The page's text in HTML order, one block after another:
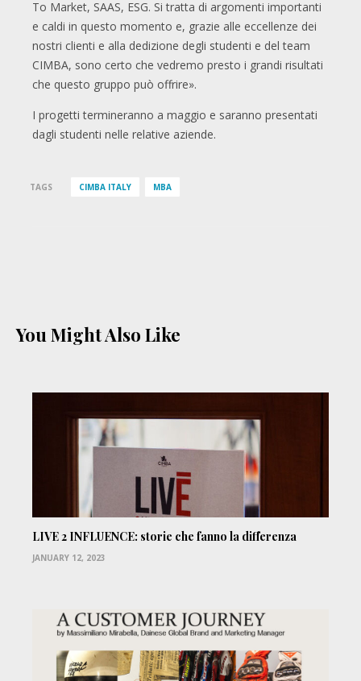
To Market, SAAS, ESG. Si tratta di argomenti importanti
e caldi in questo momento e, grazie alle eccellenze dei
nostri clienti e alla dedizione degli studenti e del team
CIMBA, sono certo che vedremo presto i grandi risultati
che questo gruppo può offrire».
I progetti termineranno a maggio e saranno presentati
dagli studenti nelle relative aziende.
TAGS CIMBA ITALY MBA
You Might Also Like
LIVE 2 INFLUENCE: storie che fanno la differenza
JANUARY 12, 2023